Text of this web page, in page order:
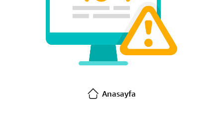
Anasayfa